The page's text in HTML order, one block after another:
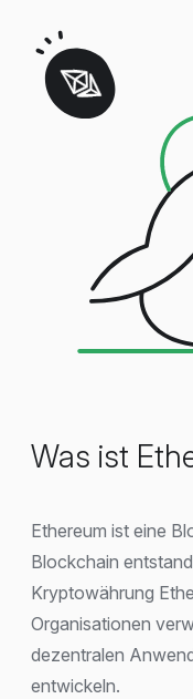
Was ist
Ethereum ist eine
Blockchain
Kryptowährung
Organisationen
dezentralen
entwickeln.